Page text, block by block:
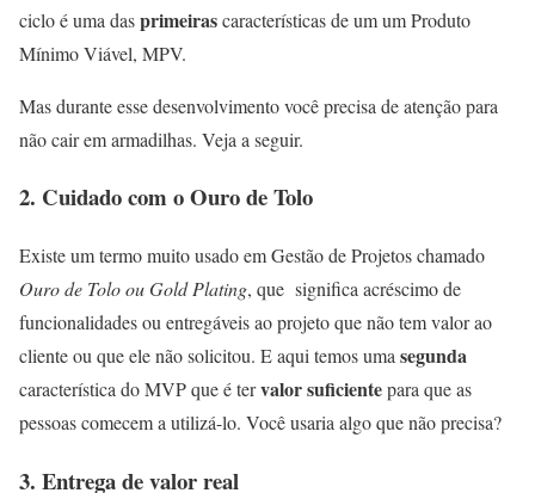
ciclo é uma dasprimeirascaracterísticas de um um Produto
Mínimo Viável, MPV.
Mas durante esse desenvolvimento você precisa de atenção para
não cair em armadilhas. Veja a seguir.
2. Cuidado com o Ouro de Tolo
Existe um termo muito usado em Gestão de Projetos chamado
Ouro de Tolo ou Gold Plating, que significa acréscimo de
funcionalidades ou entregáveis ao projeto que não tem valor ao
cliente ou que ele não solicitou. E aqui temos uma segunda
característica do MVP que é tervalor suficientepara que as
pessoas comecem a utilizá-lo. Você usaria algo que não precisa?
3. Entrega de valor real